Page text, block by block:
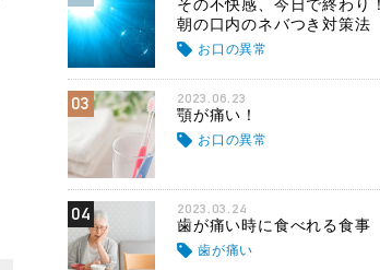
その不快感、今日で終わり！
朝の口内のネバつき対策法
お口の異常
03 2023.06.23
顎が痛い！
お口の異常
04 2023.03.24
歯が痛い時に食べれる食事
歯が痛い